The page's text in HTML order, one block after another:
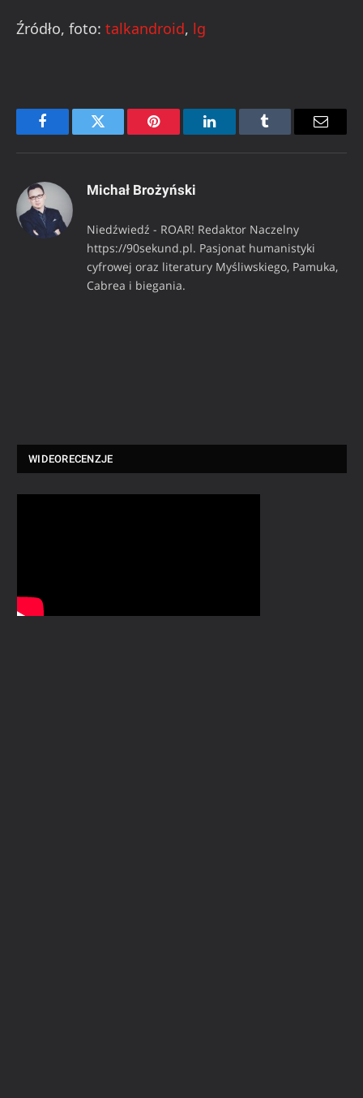
Źródło, foto: talkandroid, lg
FacebookTwitter Pinterest LinkedInTumblr Email
Michał Brożyński
Niedźwiedź - ROAR! Redaktor Naczelny
https://90sekund.pl. Pasjonat humanistyki
cyfrowej oraz literatury Myśliwskiego, Pamuka,
Cabrea i biegania.
WIDEORECENZJE